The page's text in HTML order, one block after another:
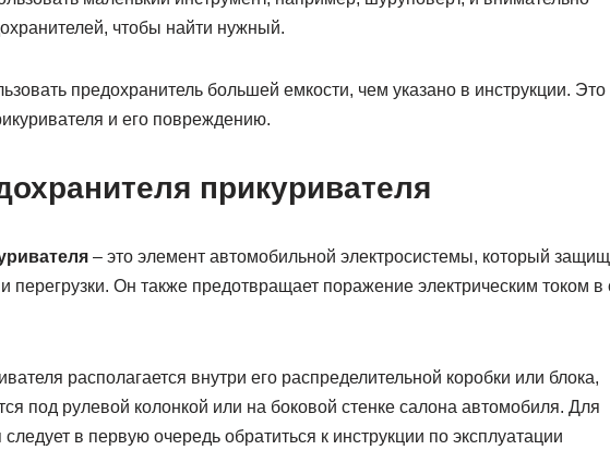
чтобы найти нужный.
предохранитель большей емкости, чем указано в инструкции.
и его повреждению.
прикуривателя
– это элемент автомобильной электросистемы, который
перегрузки. Он также предотвращает поражение электрическим током в
располагается внутри его распределительной коробки или блока,
под рулевой колонкой или на боковой стенке салона автомобиля. Для
в первую очередь обратиться к инструкции по эксплуатации